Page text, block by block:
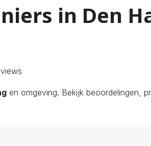
in Den
en omgeving. Bekijk beoordelingen,